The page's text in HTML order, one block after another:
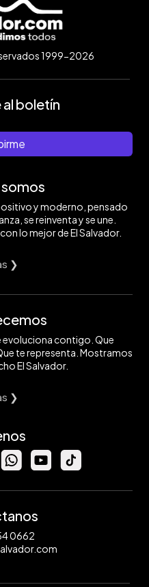
1999-2026
boletín
y moderno, pensado
se reinventa y se une.
lo mejor de El Salvador.
❯
evoluciona contigo. Que
te representa. Mostramos
El Salvador.
❯
0662